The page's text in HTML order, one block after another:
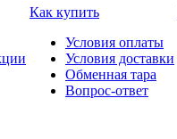
Как купить
Условия оплаты
Условия доставки
Обменная тара
Вопрос-ответ